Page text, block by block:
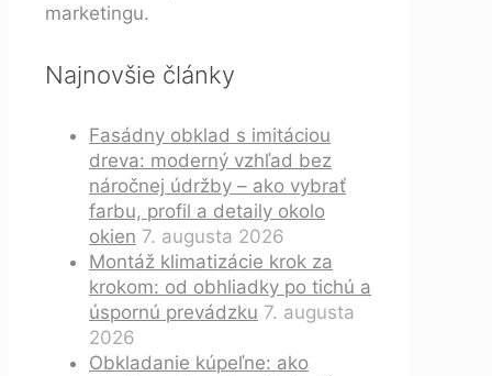
marketingu.
Najnovšie články
Fasádny obklad s imitáciou
dreva: moderný vzhľad bez
náročnej údržby – ako vybrať
farbu, profil a detaily okolo
okien 7. augusta 2026
Montáž klimatizácie krok za
krokom: od obhliadky po tichú a
úspornú prevádzku 7. augusta
2026
Obkladanie kúpeľne: ako